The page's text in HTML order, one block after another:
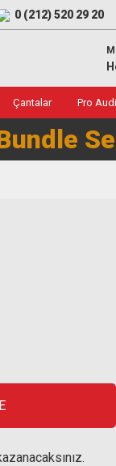
0 (212) 520 29 20
Çantalar Pro